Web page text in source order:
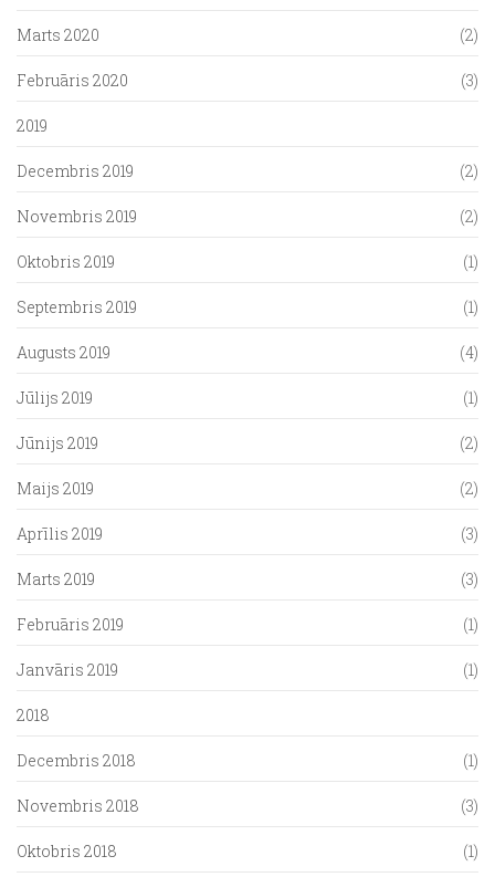
Marts 2020 (2)
Februāris 2020 (3)
2019
Decembris 2019 (2)
Novembris 2019 (2)
Oktobris 2019 (1)
Septembris 2019 (1)
Augusts 2019 (4)
Jūlijs 2019 (1)
Jūnijs 2019 (2)
Maijs 2019 (2)
Aprīlis 2019 (3)
Marts 2019 (3)
Februāris 2019 (1)
Janvāris 2019 (1)
2018
Decembris 2018 (1)
Novembris 2018 (3)
Oktobris 2018 (1)